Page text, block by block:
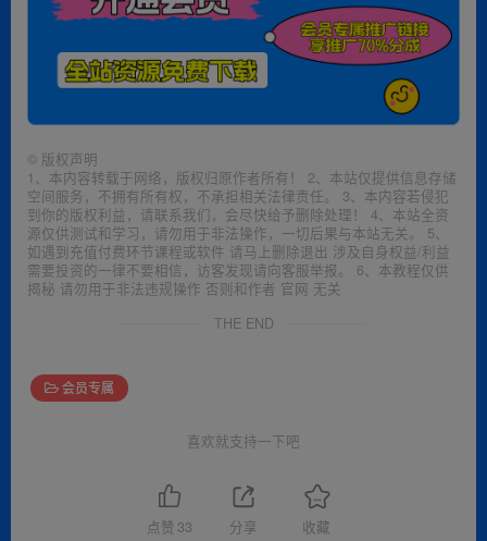
© 版权声明
1、本内容转载于网络，版权归原作者所有！ 2、本站仅提供信息存储
空间服务，不拥有所有权，不承担相关法律责任。 3、本内容若侵犯
到你的版权利益，请联系我们，会尽快给予删除处理！ 4、本站全资
源仅供测试和学习，请勿用于非法操作，一切后果与本站无关。 5、
如遇到充值付费环节课程或软件 请马上删除退出 涉及自身权益/利益
需要投资的一律不要相信，访客发现请向客服举报。 6、本教程仅供
揭秘 请勿用于非法违规操作 否则和作者 官网 无关
THE END
会员专属
喜欢就支持一下吧
点赞 33 分享 收藏